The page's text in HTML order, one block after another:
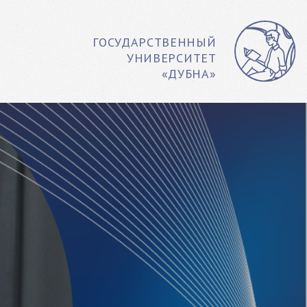
ГОСУДАРСТВЕННЫЙ
УНИВЕРСИТЕТ
«ДУБНА»